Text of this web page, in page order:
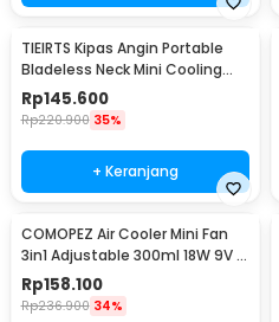
TIEIRTS Kipas Angin Portable
Bladeless Neck Mini Cooling
Fan 5000mAh - H12
Rp145.600
Rp220.900 35%
+ Keranjang
COMOPEZ Air Cooler Mini Fan
3in1 Adjustable 300ml 18W 9V -
YY-01
Rp158.100
Rp236.900 34%